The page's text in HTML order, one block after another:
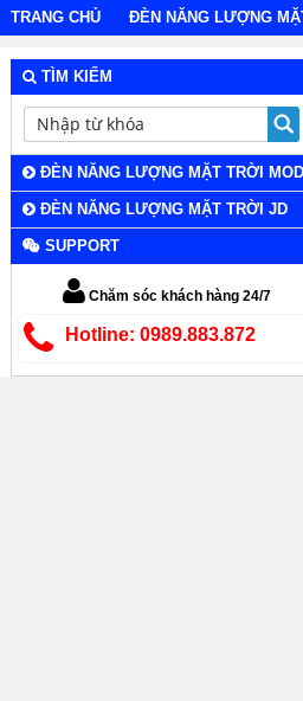
TRANG CHỦ ĐÈN NĂNG LƯỢNG
TÌM KIẾM
ĐÈN NĂNG LƯỢNG MẶT TRỜI MODI
ĐÈN NĂNG LƯỢNG MẶT TRỜI JD
SUPPORT
Chăm sóc khách hàng 24/7
Hotline: 0989.883.872